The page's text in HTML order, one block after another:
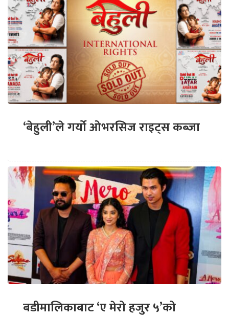
‘बेहुली’ले गर्यो ओभरसिज राइट्स कब्जा
बडीमालिकाबाट ‘ए मेरो हजुर ५’को